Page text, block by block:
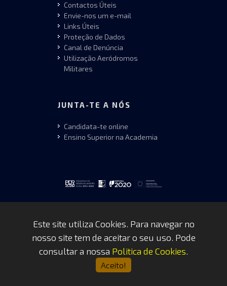
Contactos Úteis
Envie-nos um e-mail
Links Úteis
Proteção de Dados
Canal de Denúncia
Utilização Aeródromos
Militares
JUNTA-TE A NÓS
Candidata-te online
Ensino Superior na Academia
Copyrights © 2026 by FAP - DCSI -
WEBTEAM
Este site utiliza Cookies. Para navegar no
nosso site tem de aceitar o seu uso. Pode
consultar a nossa Politica de Cookies.
Aceito!